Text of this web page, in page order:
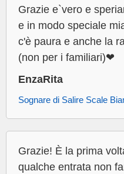
Grazie e`vero e
e in modo speciale
c'è paura e anche la
(non per i familiari)❤
EnzaRita
Sognare di Salire Scale
Grazie! È la prima
qualche entrata non